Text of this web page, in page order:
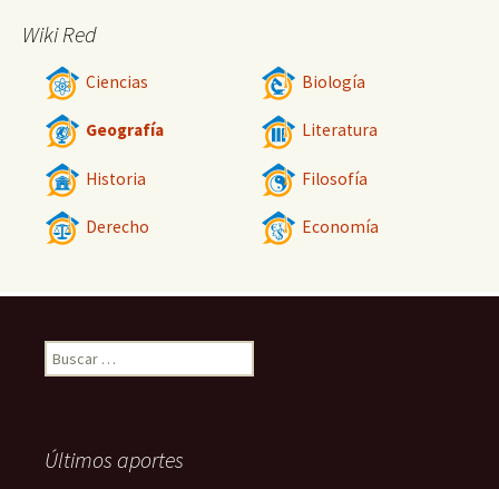
Wiki Red
Ciencias Biología
Geografía Literatura
Historia Filosofía
Derecho Economía
Buscar:
Últimos aportes